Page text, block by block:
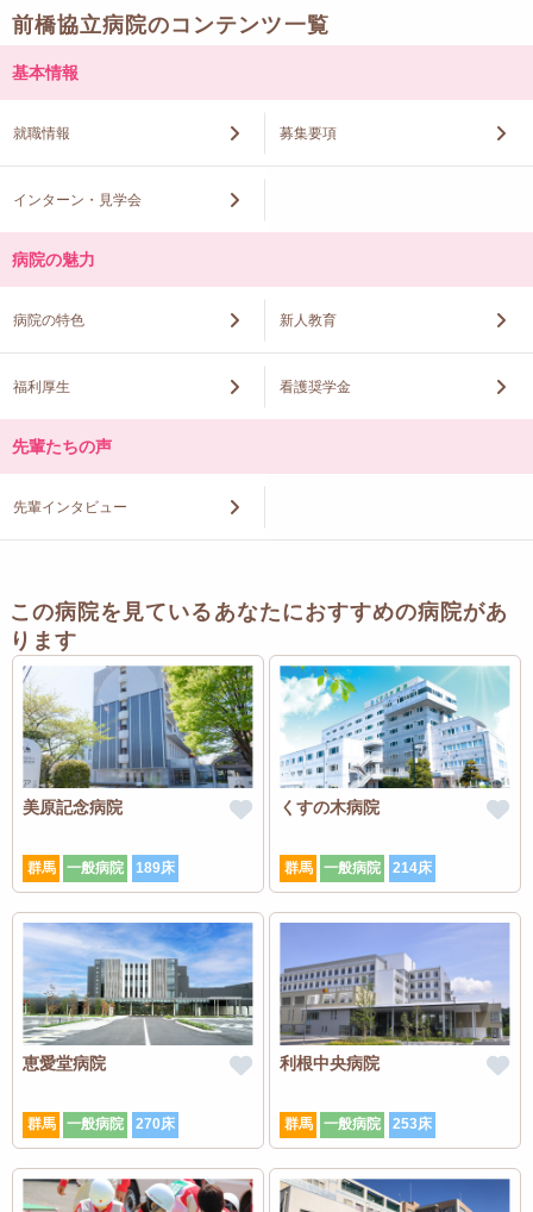
前橋協立病院のコンテンツ一覧
基本情報
就職情報 募集要項
インターン・見学会
病院の魅力
病院の特色 新人教育
福利厚生 看護奨学金
先輩たちの声
先輩インタビュー
この病院を見ているあなたにおすすめの病院があ
ります
美原記念病院
群馬 一般病院 189床
くすの木病院
群馬 一般病院 214床
恵愛堂病院
群馬 一般病院 270床
利根中央病院
群馬 一般病院 253床